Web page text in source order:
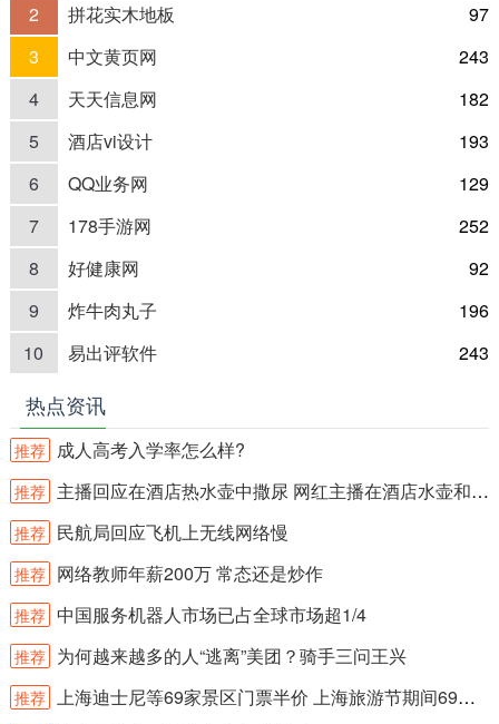
2
拼花实木地板
97
3
中文黄页网
243
4
天天信息网
182
5
酒店vi设计
193
6
QQ业务网
129
7
178手游网
252
8
好健康网
92
9
炸牛肉丸子
196
10
易出评软件 243
热点资讯
推荐 成人高考入学率怎么样?
推荐 主播回应在酒店热水壶中撒尿 网红主播在酒店水壶和沐浴露内撒尿？
推荐 民航局回应飞机上无线网络慢
推荐 网络教师年薪200万 常态还是炒作
推荐 中国服务机器人市场已占全球市场超1/4
推荐 为何越来越多的人“逃离”美团？骑手三问王兴
推荐 上海迪士尼等69家景区门票半价 上海旅游节期间69家景区门票半价